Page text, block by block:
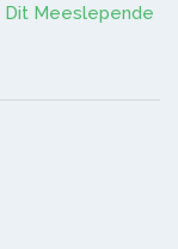
Dit Meeslepende